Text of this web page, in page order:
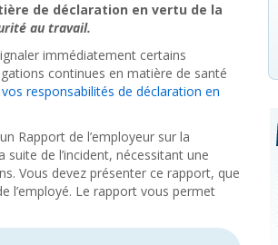
de déclaration en vertu de la
au travail.
immédiatement certains
continues en matière de santé
responsabilités de déclaration en
Rapport de l’employeur sur la
de l’incident, nécessitant une
Vous devez présenter ce rapport, que
l’employé. Le rapport vous permet